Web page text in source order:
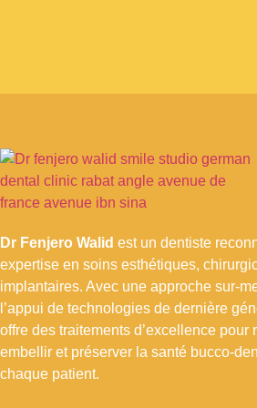
Dr Fenjero Walid est un dentiste
expertise en soins esthétiques,
implantaires. Avec une approche sur-
l’appui de technologies de dernière
offre des traitements d’excellence pour
embellir et préserver la santé bucco-
chaque patient.